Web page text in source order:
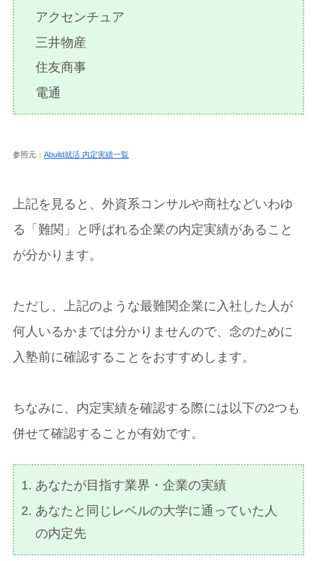
アクセンチュア
三井物産
住友商事
電通
参照元： Abuild就活 内定実績一覧
上記を見ると、外資系コンサルや商社などいわゆ
る「難関」と呼ばれる企業の内定実績があること
が分かります。
ただし、上記のような最難関企業に入社した人が
何人いるかまでは分かりませんので、念のために
入塾前に確認することをおすすめします。
ちなみに、内定実績を確認する際には以下の2つも
併せて確認することが有効です。
あなたが目指す業界・企業の実績
あなたと同じレベルの大学に通っていた人
の内定先